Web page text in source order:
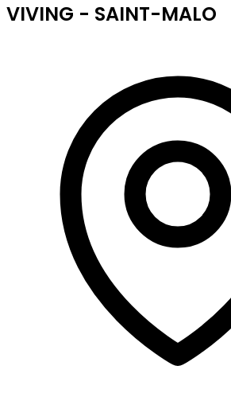
VIVING - SAINT-MALO